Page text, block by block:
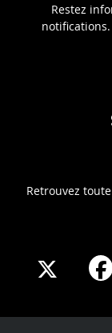
Restez
Retrouvez
Share
X